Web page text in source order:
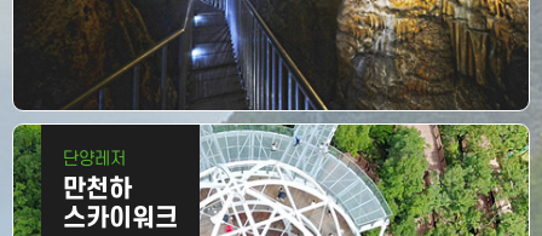
단양레저
만천하
스카이워크